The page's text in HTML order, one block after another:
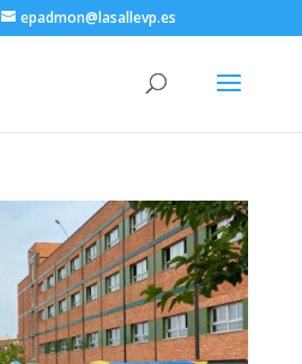
epadmon@lasallevp.es